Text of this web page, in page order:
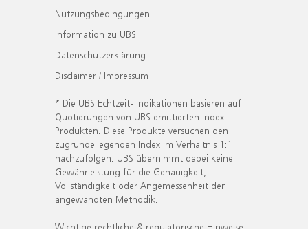
Nutzungsbedingungen
Information zu UBS
Datenschutzerklärung
Disclaimer / Impressum
* Die UBS Echtzeit- Indikationen basieren auf
Quotierungen von UBS emittierten Index-
Produkten. Diese Produkte versuchen den
zugrundeliegenden Index im Verhältnis 1:1
nachzufolgen. UBS übernimmt dabei keine
Gewährleistung für die Genauigkeit,
Vollständigkeit oder Angemessenheit der
angewandten Methodik.